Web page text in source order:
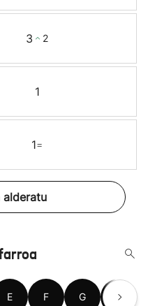
3 2
1
1=
alderatu
E F G H